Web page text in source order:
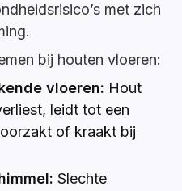
met zich
bij houten vloeren:
vloeren: Hout
leidt tot een
of kraakt bij
Slechte